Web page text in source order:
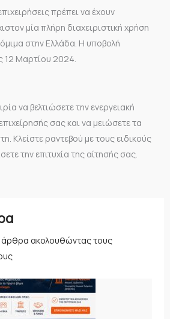
πρέπει να έχουν
μία πλήρη διαχειριστική χρήση
στην Ελλάδα. Η υποβολή
12 Μαρτίου 2024.
να βελτιώσετε την ενεργειακή
σας και να μειώσετε τα
Κλείστε ραντεβού με τους ειδικούς
την επιτυχία της αίτησής σας.
άρθρα ακολουθώντας τους